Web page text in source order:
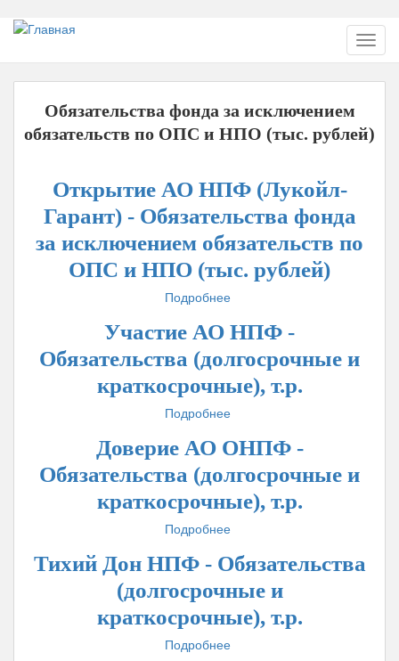
Перейти
основному
содержанию
Обязательства фонда за исключением
обязательств по ОПС и НПО (тыс. рублей)
Открытие АО НПФ (Лукойл-
Гарант) - Обязательства фонда
за исключением обязательств по
ОПС и НПО (тыс. рублей)
Подробнеео
АО
(Лукойл-
Гарант)
фонда
за
исключением
обязательств
по
ОПС
НПО
рублей)
Участие АО НПФ -
Обязательства (долгосрочные и
краткосрочные), т.р.
Подробнеео
АО
-
Обязательства
краткосрочные),
т.р.
Доверие АО ОНПФ -
Обязательства (долгосрочные и
краткосрочные), т.р.
Подробнеео
АО
-
Обязательства
Тихий Дон НПФ - Обязательства
(долгосрочные и
краткосрочные), т.р.
Подробнеео